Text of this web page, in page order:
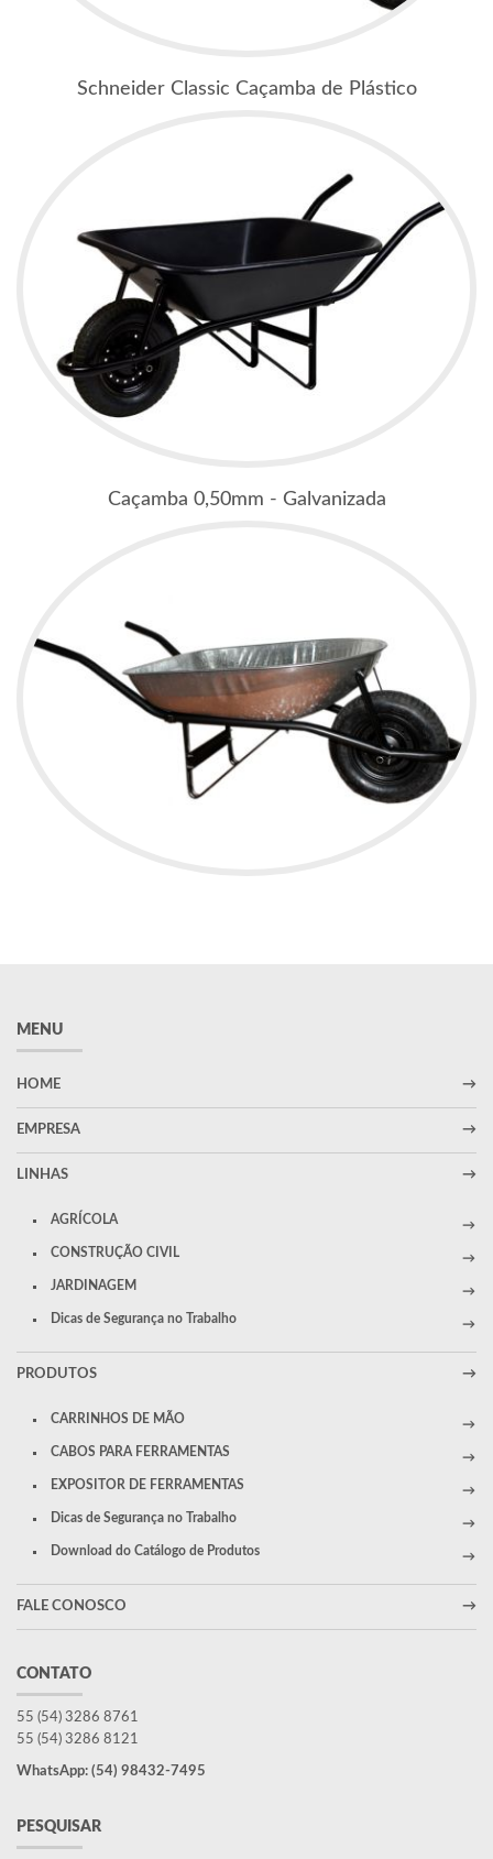
Schneider Classic Caçamba de Plástico
Caçamba 0,50mm - Galvanizada
MENU
HOME
EMPRESA
LINHAS
AGRÍCOLA
CONSTRUÇÃO CIVIL
JARDINAGEM
Dicas de Segurança no Trabalho
PRODUTOS
CARRINHOS DE MÃO
CABOS PARA FERRAMENTAS
EXPOSITOR DE FERRAMENTAS
Dicas de Segurança no Trabalho
Download do Catálogo de Produtos
FALE CONOSCO
CONTATO
55 (54) 3286 8761
55 (54) 3286 8121
WhatsApp: (54) 98432-7495
PESQUISAR